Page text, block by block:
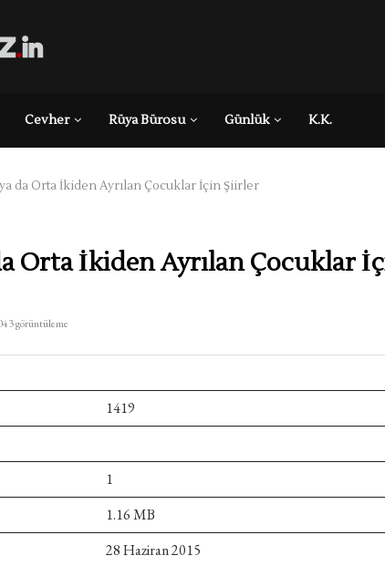
Cevher Rüya Bürosu Günlük K.K.
da Orta İkiden Ayrılan Çocuklar İçin Şiirler
Orta İkiden Ayrılan Çocuklar
görüntüleme
1419
1
1.16 MB
28 Haziran 2015